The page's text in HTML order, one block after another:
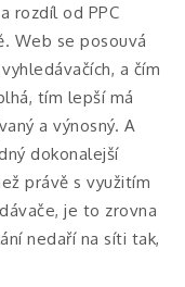
rozdíl od PPC
Web se posouvá
a čím
tím lepší má
a výnosný. A
dokonalejší
právě s využitím
je to zrovna
nedaří na síti tak,